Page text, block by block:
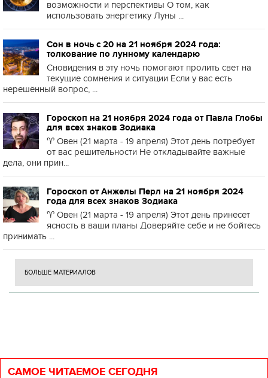
возможности и перспективы О том, как
использовать энергетику Луны ...
Сон в ночь с 20 на 21 ноября 2024 года:
толкование по лунному календарю
Сновидения в эту ночь помогают пролить свет на
текущие сомнения и ситуации Если у вас есть
нерешённый вопрос, ...
Гороскоп на 21 ноября 2024 года от Павла Глобы
для всех знаков Зодиака
♈️ Овен (21 марта - 19 апреля) Этот день потребует
от вас решительности Не откладывайте важные
дела, они прин...
Гороскоп от Анжелы Перл на 21 ноября 2024
года для всех знаков Зодиака
♈️ Овен (21 марта - 19 апреля) Этот день принесет
ясность в ваши планы Доверяйте себе и не бойтесь
принимать ...
БОЛЬШЕ МАТЕРИАЛОВ
САМОЕ ЧИТАЕМОЕ СЕГОДНЯ